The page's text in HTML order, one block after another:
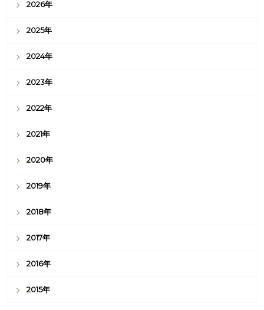
2026年
2025年
2024年
2023年
2022年
2021年
2020年
2019年
2018年
2017年
2016年
2015年